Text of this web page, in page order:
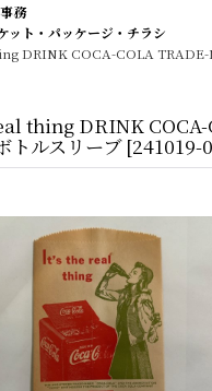
務
ット・パッケージ・チラシ
DRINK COCA-COLA TRADE-
thing DRINK COCA-
ルスリーブ [241019-